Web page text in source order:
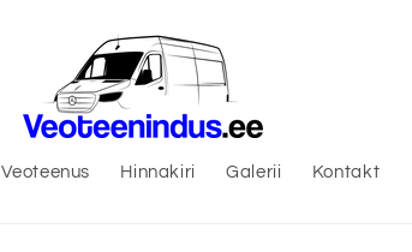
Veoteenus Hinnakiri Galerii Kontakt